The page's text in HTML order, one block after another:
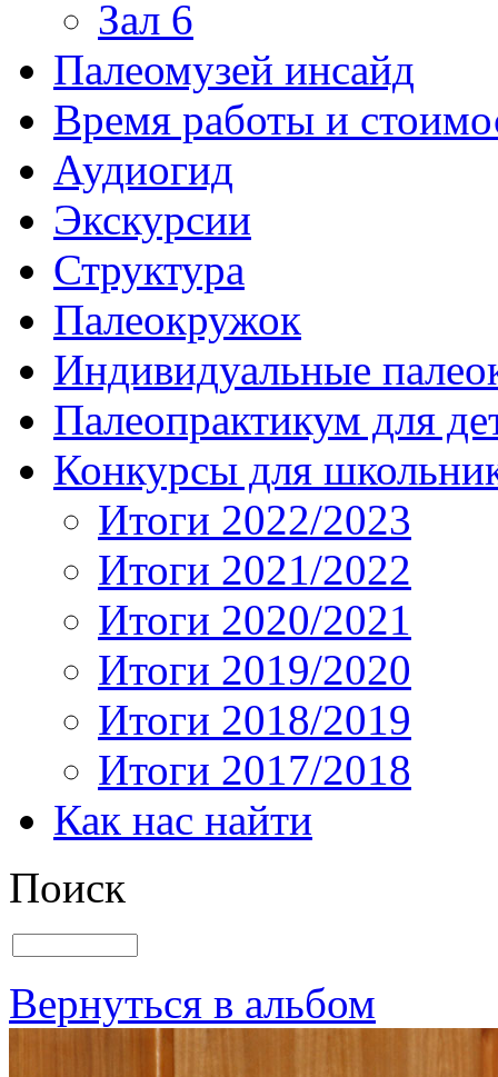
Зал 6
Палеомузей инсайд
Время работы и
Аудиогид
Экскурсии
Структура
Палеокружок
Индивидуальные
Палеопрактикум для
Конкурсы для
Итоги 2022/2023
Итоги 2021/2022
Итоги 2020/2021
Итоги 2019/2020
Итоги 2018/2019
Итоги 2017/2018
Как нас найти
Поиск
Вернуться в альбом